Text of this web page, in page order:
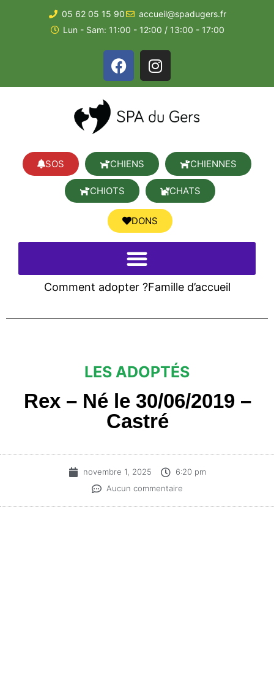
05 62 05 15 90
accueil@spadugers.fr
Lun - Sam: 11:00 - 12:00 / 13:00 - 17:00
SOS CHIENS CHIENNES
CHIOTS CHATS
DONS
Comment adopter ?Famille d’accueil
LES ADOPTÉS
Rex – Né le 30/06/2019 –
Castré
novembre 1, 2025
6:20 pm
Aucun commentaire